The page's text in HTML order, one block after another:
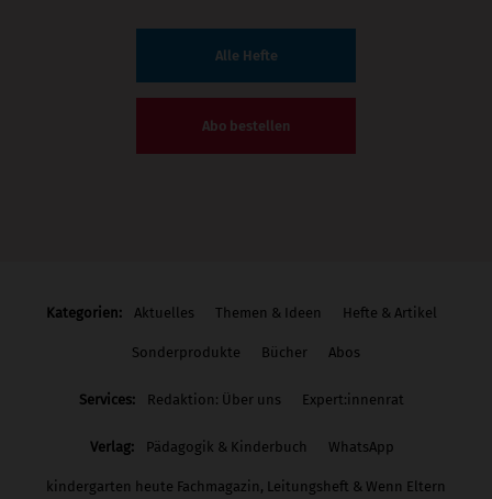
Alle Hefte
Abo bestellen
Kategorien: Aktuelles Themen & Ideen Hefte & Artikel
Sonderprodukte Bücher Abos
Services: Redaktion: Über uns Expert:innenrat
Verlag: Pädagogik & Kinderbuch WhatsApp
kindergarten heute Fachmagazin, Leitungsheft & Wenn Eltern